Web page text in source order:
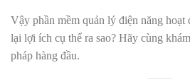
Vậy phần mềm quản lý điện năng hoạt
lại lợi ích cụ thể ra sao? Hãy cùng
pháp hàng đầu.